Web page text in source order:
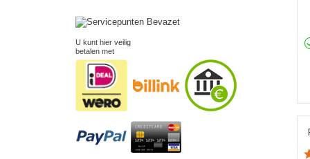
U kunt hier veilig
betalen met